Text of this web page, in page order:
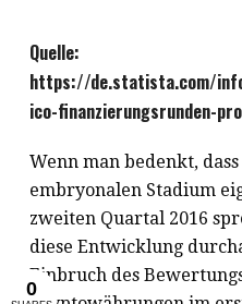
Quelle:
https://de.statista.com/
ico-finanzierungsrunden-
Wenn man bedenkt,
embryonalen Stadium
zweiten Quartal 2016
diese Entwicklung
Einbruch des